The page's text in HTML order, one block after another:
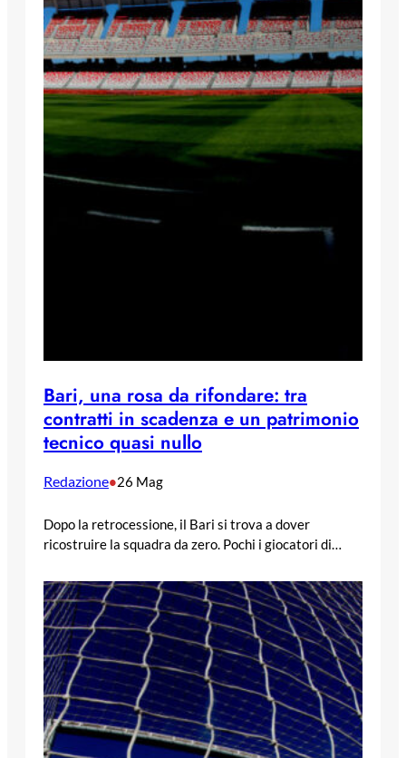
Bari, una rosa da rifondare: tra
contratti in scadenza e un patrimonio
tecnico quasi nullo
Redazione•26 Mag
Dopo la retrocessione, il Bari si trova a dover
ricostruire la squadra da zero. Pochi i giocatori di…